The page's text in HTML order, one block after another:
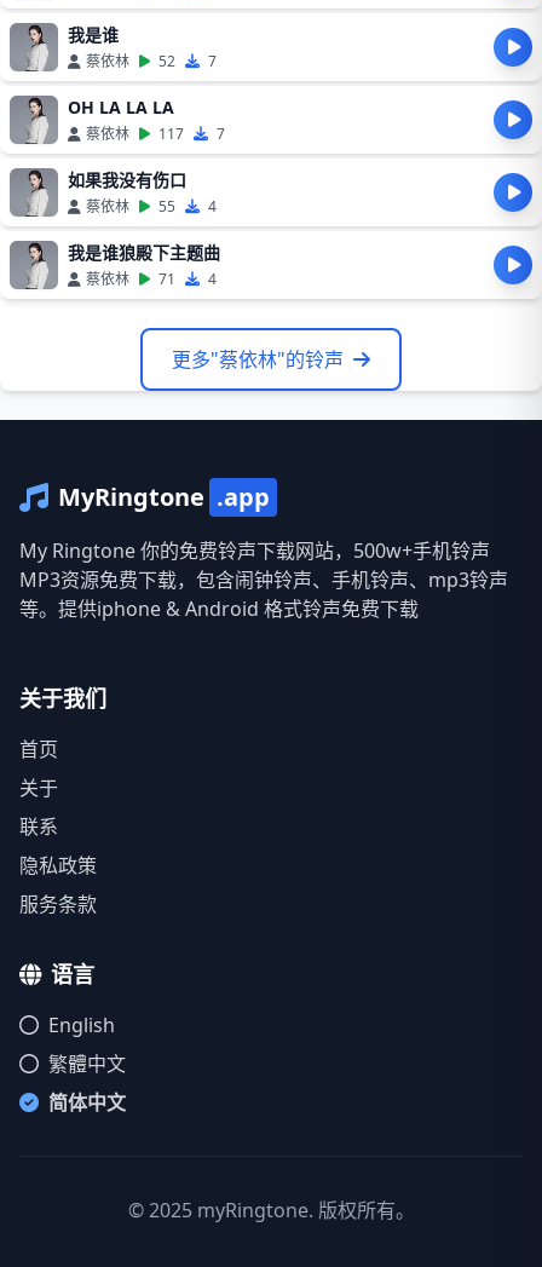
我是谁
蔡依林 52 7
OH LA LA LA
蔡依林 117 7
如果我没有伤口
蔡依林 55 4
我是谁狼殿下主题曲
蔡依林 71 4
更多"蔡依林"的铃声
MyRingtone .app
My Ringtone 你的免费铃声下载网站，500w+手机铃声
MP3资源免费下载，包含闹钟铃声、手机铃声、mp3铃声
等。提供iphone & Android 格式铃声免费下载
关于我们
首页
关于
联系
隐私政策
服务条款
语言
English
繁體中文
简体中文
© 2025 myRingtone. 版权所有。